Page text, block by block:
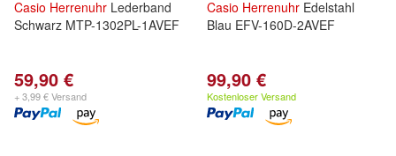
Casio Herrenuhr Lederband
Schwarz MTP-1302PL-1AVEF
59,90 €
+ 3,99 € Versand
Casio Herrenuhr Edelstahl
Blau EFV-160D-2AVEF
99,90 €
Kostenloser Versand